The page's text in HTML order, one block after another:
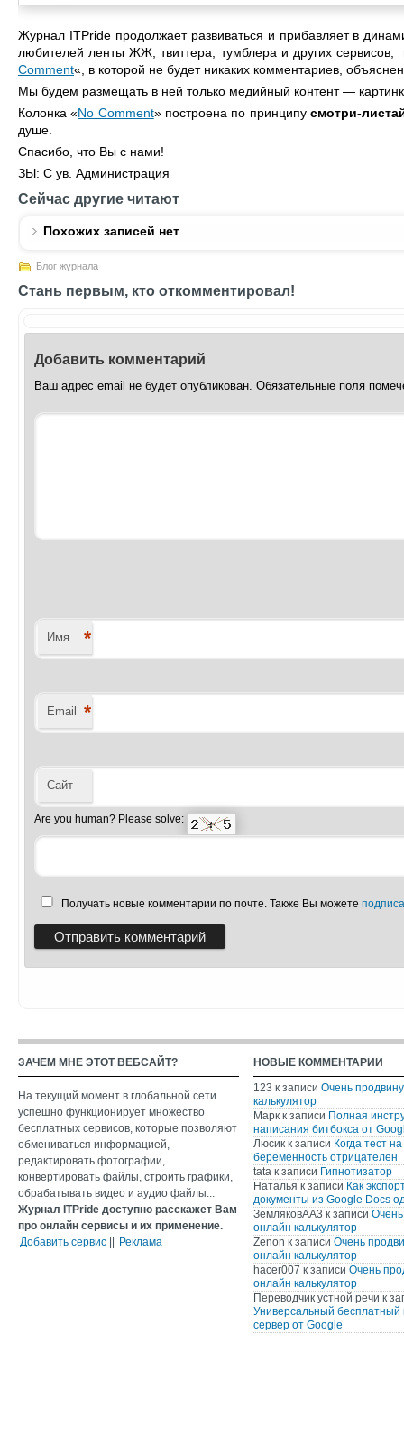
Журнал ITPride продолжает развиваться и прибавляет в
любителей ленты ЖЖ, твиттера, тумблера и других
Comment«, в которой не будет никаких комментариев,
Мы будем размещать в ней только медийный контент —
Колонка «No Comment» построена по принципусмотри-
душе.
Спасибо, что Вы с нами!
ЗЫ: С ув. Администрация
Сейчас другие читают
Похожих записей нет
Блог журнала
Стань первым, кто откомментировал!
Добавить комментарий
Ваш адрес email не будет опубликован. Обязательные поля
Имя *
Email *
Сайт
Are you human? Please solve:
Получать новые комментарии по почте. Также Вы можете
ЗАЧЕМ МНЕ ЭТОТ ВЕБСАЙТ?
На текущий момент в глобальной сети
успешно функционирует множество
бесплатных сервисов, которые позволяют
обмениваться информацией,
редактировать фотографии,
конвертировать файлы, строить графики,
обрабатывать видео и аудио файлы...
Журнал ITPride доступно расскажет Вам
про онлайн сервисы и их применение.
Добавить сервис
Реклама
НОВЫЕ КОММЕНТАРИИ
123 к записи Очень
калькулятор
Марк к записи Полная
написания битбокса от
Люсик к записи Когда тест на
беременность отрицателен
tata к записи Гипнотизатор
Наталья к записи Как
документы из Google Docs
ЗемляковАА3 к записи
онлайн калькулятор
Zenon к записи Очень
онлайн калькулятор
hacer007 к записи Очень
онлайн калькулятор
Переводчик устной речи к
Универсальный бесплатный
сервер от Google